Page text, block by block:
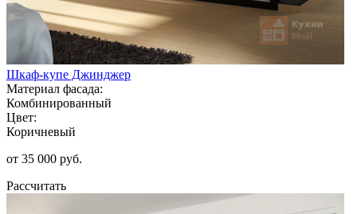
Шкаф-купе Джинджер
Материал фасада:
Комбинированный
Цвет:
Коричневый
от 35 000 руб.
Рассчитать